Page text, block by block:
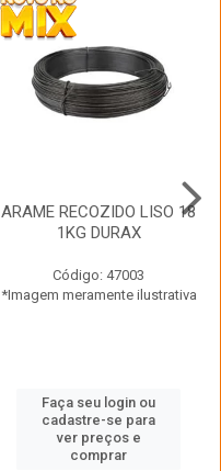
ARAME RECOZIDO LISO 18
1KG DURAX
Código: 47003
*Imagem meramente ilustrativa
Faça seu login ou
cadastre-se para
ver preços e
comprar